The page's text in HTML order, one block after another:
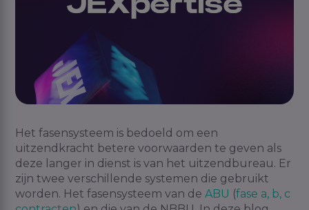
Het fasensysteem is bedoeld om een
uitzendkracht betere voorwaarden te geven als
deze langer in dienst is van het uitzendbureau. Er
zijn twee verschillende systemen die gebruikt
worden. Het fasensysteem van de ABU (fase a, b, c